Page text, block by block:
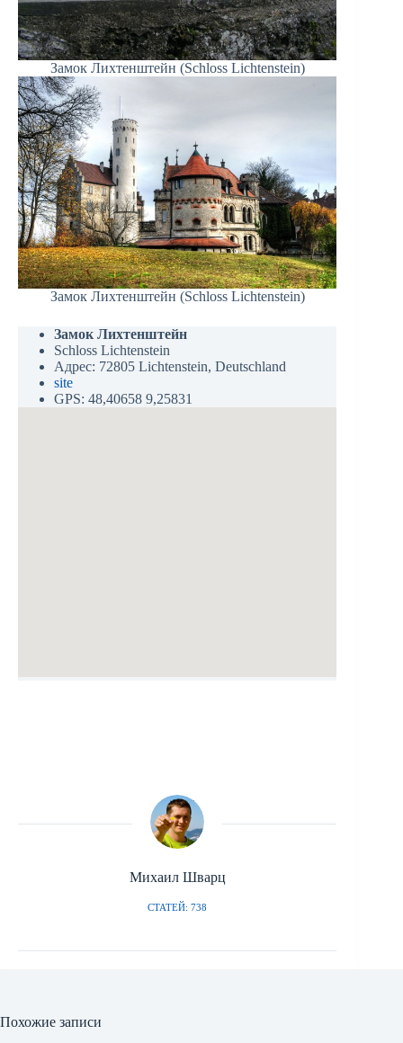
Замок Лихтенштейн (Schloss Lichtenstein)
Замок Лихтенштейн (Schloss Lichtenstein)
Замок Лихтенштейн
Schloss Lichtenstein
Адрес: 72805 Lichtenstein, Deutschland
site
GPS: 48,40658 9,25831
Михаил Шварц
СТАТЕЙ: 738
Похожие записи